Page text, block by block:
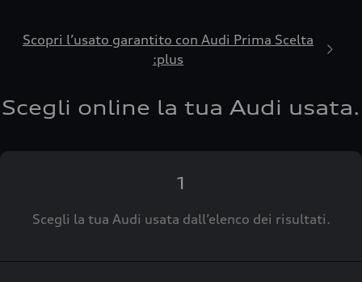
Scopri l’usato garantito con Audi Prima Scelta
:plus
Scegli online la tua Audi usata.
1
Scegli la tua Audi usata dall’elenco dei risultati.